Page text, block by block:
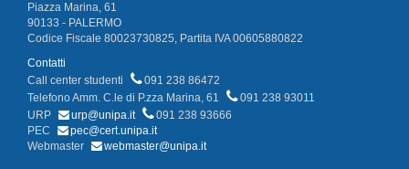
Piazza Marina, 61
90133 - PALERMO
Codice Fiscale 80023730825, Partita IVA 00605880822
Contatti
Call center studenti
091 238 86472
Telefono Amm. C.le di P.zza Marina, 61
091 238 93011
URP
urp@unipa.it
091 238 93666
PEC
pec@cert.unipa.it
Webmaster
webmaster@unipa.it